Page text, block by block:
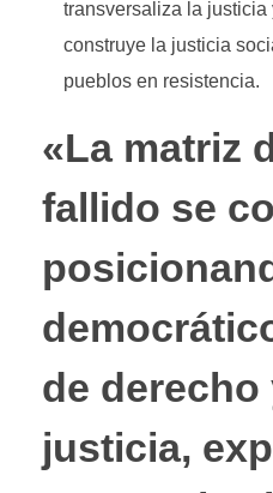
transversaliza la justicia
construye la justicia
pueblos en resistencia.
«La matriz
fallido se
de derecho
justicia,